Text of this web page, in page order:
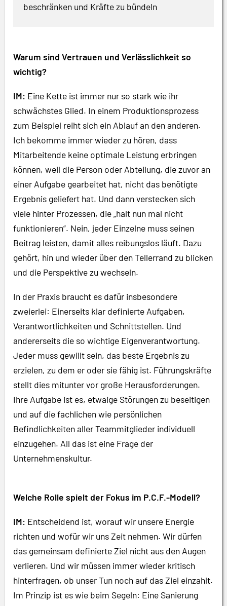
beschränken und Kräfte zu bündeln
Warum sind Vertrauen und Verlässlichkeit so
wichtig?
IM: Eine Kette ist immer nur so stark wie ihr
schwächstes Glied. In einem Produktionsprozess
zum Beispiel reiht sich ein Ablauf an den anderen.
Ich bekomme immer wieder zu hören, dass
Mitarbeitende keine optimale Leistung erbringen
können, weil die Person oder Abteilung, die zuvor an
einer Aufgabe gearbeitet hat, nicht das benötigte
Ergebnis geliefert hat. Und dann verstecken sich
viele hinter Prozessen, die „halt nun mal nicht
funktionieren“. Nein, jeder Einzelne muss seinen
Beitrag leisten, damit alles reibungslos läuft. Dazu
gehört, hin und wieder über den Tellerrand zu blicken
und die Perspektive zu wechseln.
In der Praxis braucht es dafür insbesondere
zweierlei: Einerseits klar definierte Aufgaben,
Verantwortlichkeiten und Schnittstellen. Und
andererseits die so wichtige Eigenverantwortung.
Jeder muss gewillt sein, das beste Ergebnis zu
erzielen, zu dem er oder sie fähig ist. Führungskräfte
stellt dies mitunter vor große Herausforderungen.
Ihre Aufgabe ist es, etwaige Störungen zu beseitigen
und auf die fachlichen wie persönlichen
Befindlichkeiten aller Teammitglieder individuell
einzugehen. All das ist eine Frage der
Unternehmenskultur.
Welche Rolle spielt der Fokus im P.C.F.-Modell?
IM: Entscheidend ist, worauf wir unsere Energie
richten und wofür wir uns Zeit nehmen. Wir dürfen
das gemeinsam definierte Ziel nicht aus den Augen
verlieren. Und wir müssen immer wieder kritisch
hinterfragen, ob unser Tun noch auf das Ziel einzahlt.
Im Prinzip ist es wie beim Segeln: Eine Sanierung